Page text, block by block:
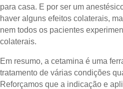
para casa. E por ser um
haver alguns efeitos colaterais,
nem todos os pacientes
colaterais.
Em resumo, a cetamina é uma
tratamento de várias condições
Reforçamos que a indicação e